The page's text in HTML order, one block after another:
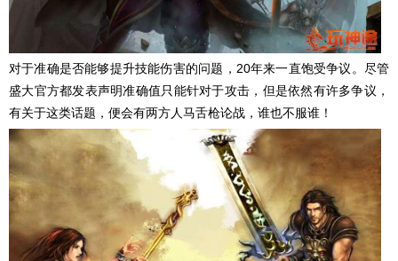
对于准确是否能够提升技能伤害的问题，20年来一直饱受争议。尽管
盛大官方都发表声明准确值只能针对于攻击，但是依然有许多争议，
有关于这类话题，便会有两方人马舌枪论战，谁也不服谁！